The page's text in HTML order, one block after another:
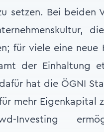
setzen. Bei beiden
für viele eine neue
der Einhaltung
hat die ÖGNI
mehr Eigenkapital
Investing